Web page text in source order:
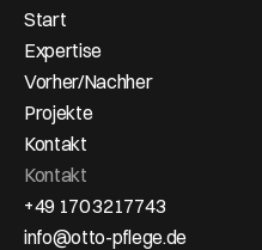
Start
Expertise
Vorher/Nachher
Projekte
Kontakt
Kontakt
+49 170 3217743
info@otto-pflege.de